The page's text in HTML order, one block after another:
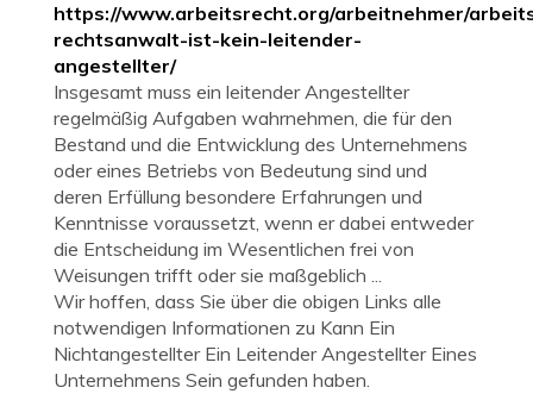
https://www.arbeitsrecht.org/arbeitnehmer/
rechtsanwalt-ist-kein-leitender-
angestellter/
Insgesamt muss ein leitender Angestellter
regelmäßig Aufgaben wahrnehmen, die für den
Bestand und die Entwicklung des Unternehmens
oder eines Betriebs von Bedeutung sind und
deren Erfüllung besondere Erfahrungen und
Kenntnisse voraussetzt, wenn er dabei entweder
die Entscheidung im Wesentlichen frei von
Weisungen trifft oder sie maßgeblich ...
Wir hoffen, dass Sie über die obigen Links alle
notwendigen Informationen zu Kann Ein
Nichtangestellter Ein Leitender Angestellter Eines
Unternehmens Sein gefunden haben.